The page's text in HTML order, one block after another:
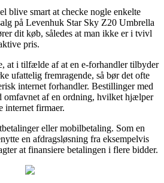
blive smart at checke nogle enkelte
på Levenhuk Star Sky Z20 Umbrella
dit køb, således at man ikke er i tvivl
pris.
at i tilfælde af at en e-forhandler tilbyder
ufattelig fremragende, så bør det ofte
internet forhandler. Bestillinger med
omfavnet af en ordning, hvilket hjælper
internet firmaer.
eller mobilbetaling. Som en
en afdragsløsning fra eksempelvis
at finansiere betalingen i flere bidder.